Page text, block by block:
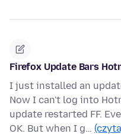
Firefox Update Bars
I just installed an
Now I can't log into
update restarted FF.
OK. But when I g…